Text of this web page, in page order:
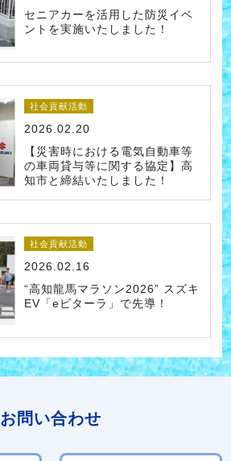
セニアカーを活用した防災イベ
ントを実施いたしました！
社会貢献活動
2026.02.20
【災害時における電気自動車等
の車両貸与等に関する協定】高
知市と締結いたしました！
社会貢献活動
2026.02.16
“高知龍馬マラソン2026” スズキ
EV「eビターラ」で先導！
お問い合わせ